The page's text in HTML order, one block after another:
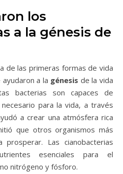
los
a la génesis de
de las primeras formas de vida
a la génesis de la vida
bacterias son capaces de
para la vida, a través
a crear una atmósfera rica
que otros organismos más
prosperar. Las cianobacterias
esenciales para el
nitrógeno y fósforo.